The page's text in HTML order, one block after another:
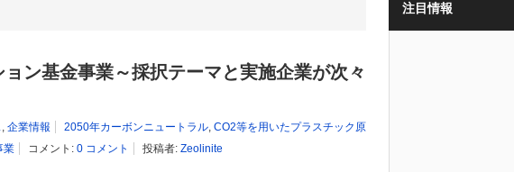
ン基金事業～採択テーマと実施企業が次々
, 企業情報 2050年カーボンニュートラル, CO2等を用いたプラスチック原
業 コメント: 0 コメント 投稿者: Zeolinite
注目情報